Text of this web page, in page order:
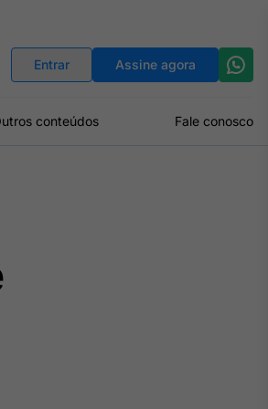
Entrar Assine agora
conteúdos Fale conosco